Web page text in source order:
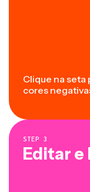
Clique na seta
cores
STEP 3
Editar e